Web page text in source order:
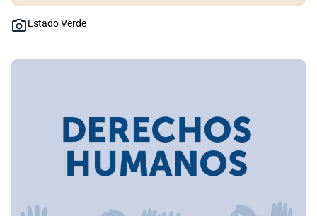
Estado Verde